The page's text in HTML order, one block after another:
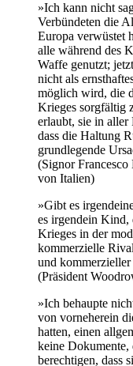
»Ich kann nicht
Verbündeten die
Europa verwüstet
alle während des
Waffe genutzt;
nicht als
möglich wird, die
Krieges sorgfältig
erlaubt, sie in aller
dass die Haltung
grundlegende
(Signor
von Italien)
»Gibt es
es irgendein Kind,
Krieges in der
kommerzielle
und
(Präsident
»Ich behaupte
von vorneherein
hatten, einen
keine Dokumente,
berechtigen, dass